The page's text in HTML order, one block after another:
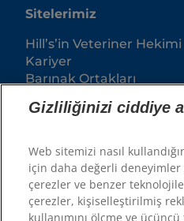
Sitelerimiz
Hill’s’in Veteriner Hekimi
Kariyer
Barınak Ortakları
Gizliliğinizi ciddiye
Web sitemizi nasıl
için daha değerli
çerezler ve benzer
çerezler, kişiselleştirilmiş
kullanımını ölçme ve